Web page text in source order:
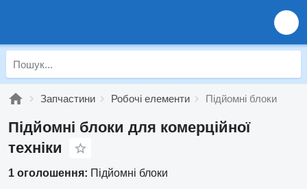
Запчастини Робочі елементи Підйомні блоки
Підйомні блоки для комерційної
техніки
1 оголошення: Підйомні блоки